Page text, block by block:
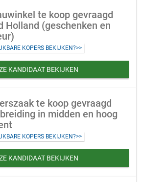
te koop gevraagd
Holland (geschenken en
KOPERS BEKIJKEN?>>
KANDIDAAT BEKIJKEN
te koop gevraagd
in midden en hoog
KOPERS BEKIJKEN?>>
KANDIDAAT BEKIJKEN